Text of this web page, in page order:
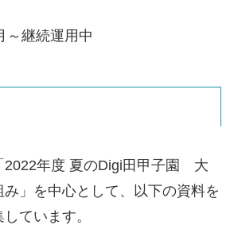
～継続運用中
2022年度 夏のDigi田甲子園 大
」を中心として、以下の資料を
ています。